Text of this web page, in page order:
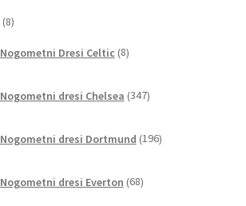
88
Nogometni Dresi Celtic 8izdelkov
Nogometni dresi Chelsea 347izdelkov
Nogometni dresi Dortmund 196izdelkov
Nogometni dresi Everton 68izdelkov